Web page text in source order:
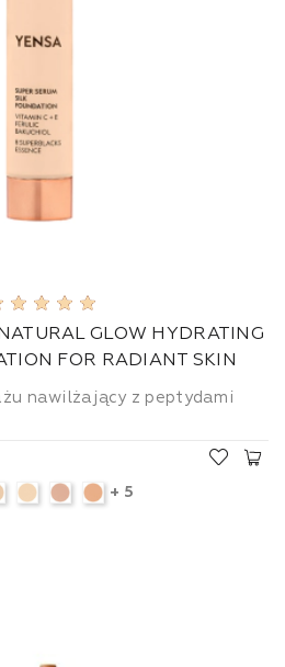
GLOW HYDRATING
FOR RADIANT SKIN
nawilżający z peptydami
+ 5